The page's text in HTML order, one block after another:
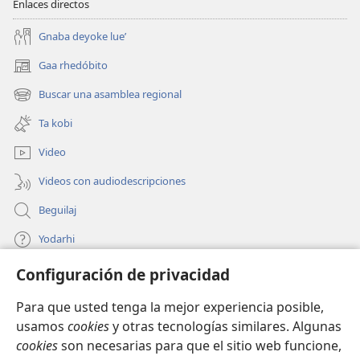
Configuración de privacidad
Para que usted tenga la mejor experiencia posible,
usamos cookiesy otras tecnologías similares. Algunas
cookiesson necesarias para que el sitio web funcione,
Enlaces directos
Gnaba deyoke lue’
Gaa rhedóbito
(abre
una
nueva
ventana)
Buscar una asamblea regional
(abre
una
nueva
ventana)
Ta kobi
Video
Videos con audiodescripciones
Beguilaj
Yodarhi
Donaciones
una
nueva
ventana)
BIBLIOTECA LO INTERNET Watchtower
(abre
una